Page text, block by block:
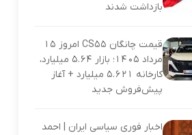
بازداشت شدند
قیمت چانگان CS55 امروز ۱۵
مرداد ۱۴۰۵؛ بازار ۵.۶۴ میلیارد،
کارخانه ۵.۶۲۱ میلیارد + آغاز
پیش‌فروش جدید
اخبار فوری سیاسی ایران | احمد